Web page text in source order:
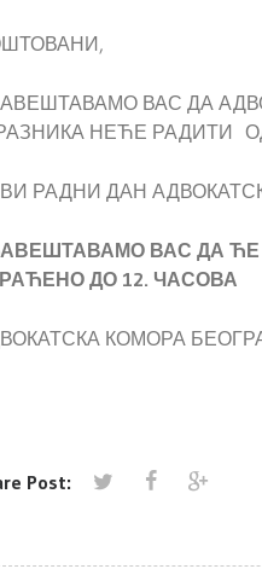
ВАС ДА
НЕЋЕ РАДИТИ ОД
РАДНИ ДАН
ВАС ДА ЋЕ
ДО 12. ЧАСОВА
КОМОРА
Post: